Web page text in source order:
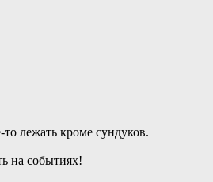
лежать кроме сундуков.
на событиях!